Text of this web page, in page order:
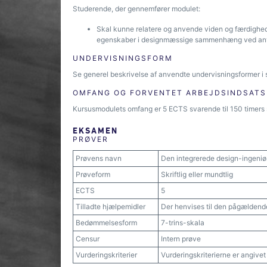
Studerende, der gennemfører modulet:
Skal kunne relatere og anvende viden og
egenskaber i designmæssige sammenhæng ved
UNDERVISNINGSFORM
Se generel beskrivelse af anvendte undervisningsformer i
OMFANG OG FORVENTET ARBEJDSINDSATS
Kursusmodulets omfang er 5 ECTS svarende til 150
EKSAMEN
PRØVER
Prøvens navn
Den integrerede design-
Prøveform
Skriftlig eller mundtlig
ECTS
5
Tilladte hjælpemidler
Der henvises til den
Bedømmelsesform
7-trins-skala
Censur
Intern prøve
Vurderingskriterier
Vurderingskriterierne er